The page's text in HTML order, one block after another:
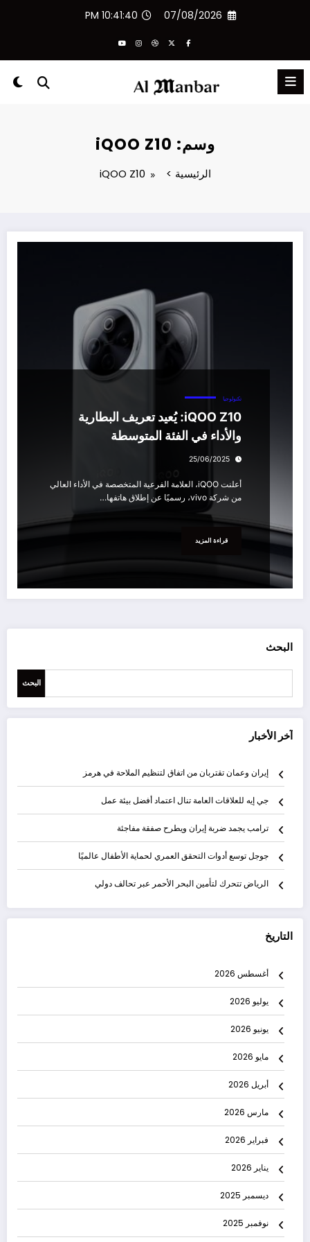
07/08/2026
10:41:40 PM
وسم: iQOO Z10
الرئيسية iQOO Z10
تكنولوجيا
iQOO Z10: يُعيد تعريف البطارية
والأداء في الفئة المتوسطة
25/06/2025
أعلنت iQOO، العلامة الفرعية المتخصصة في الأداء العالي
من شركة vivo، رسميًا عن إطلاق هاتفها…
قراءة المزيد
البحث
البحث
آخر الأخبار
إيران وعمان تقتربان من اتفاق لتنظيم الملاحة في هرمز
جي إيه للعلاقات العامة تنال اعتماد أفضل بيئة عمل
ترامب يجمد ضربة إيران ويطرح صفقة مفاجئة
جوجل توسع أدوات التحقق العمري لحماية الأطفال عالميًا
الرياض تتحرك لتأمين البحر الأحمر عبر تحالف دولي
التاريخ
أغسطس 2026
يوليو 2026
يونيو 2026
مايو 2026
أبريل 2026
مارس 2026
فبراير 2026
يناير 2026
ديسمبر 2025
نوفمبر 2025